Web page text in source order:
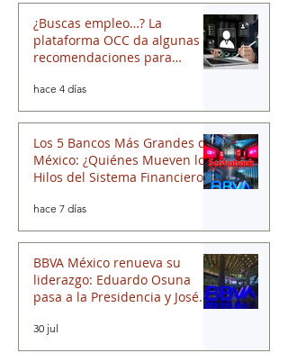
¿Buscas empleo…? La
recomendaciones para
quienes andan en búsqueda
hace 4 días
Los 5 Bancos Más Grandes de
Hilos del Sistema Financiero?
hace 7 días
BBVA México renueva su
pasa a la Presidencia y José
Luis Elechiguerra asume la